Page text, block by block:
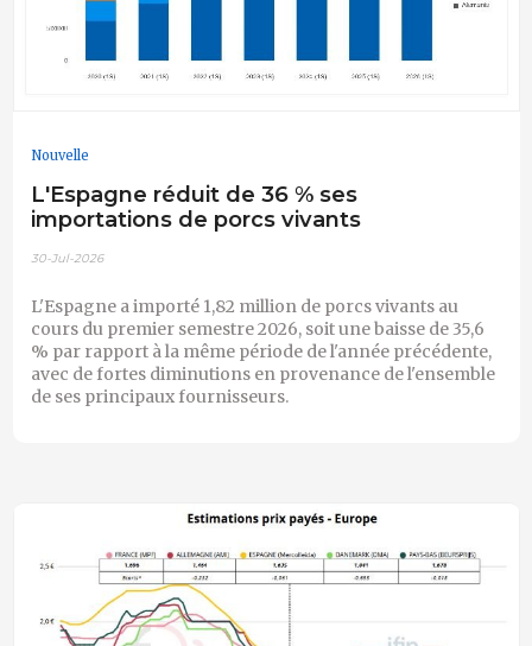
Nouvelle
L'Espagne réduit de 36 % ses
importations de porcs vivants
30-Jul-2026
L'Espagne a importé 1,82 million de porcs vivants au
cours du premier semestre 2026, soit une baisse de 35,6
% par rapport à la même période de l'année précédente,
avec de fortes diminutions en provenance de l'ensemble
de ses principaux fournisseurs.